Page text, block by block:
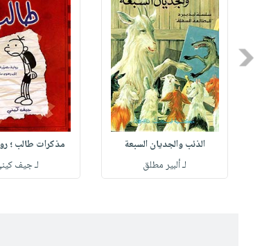
Previous
الذئب والجديان السبعة
لـ ألبير مطلق
مذكرات طالب ؛
لـ جيف